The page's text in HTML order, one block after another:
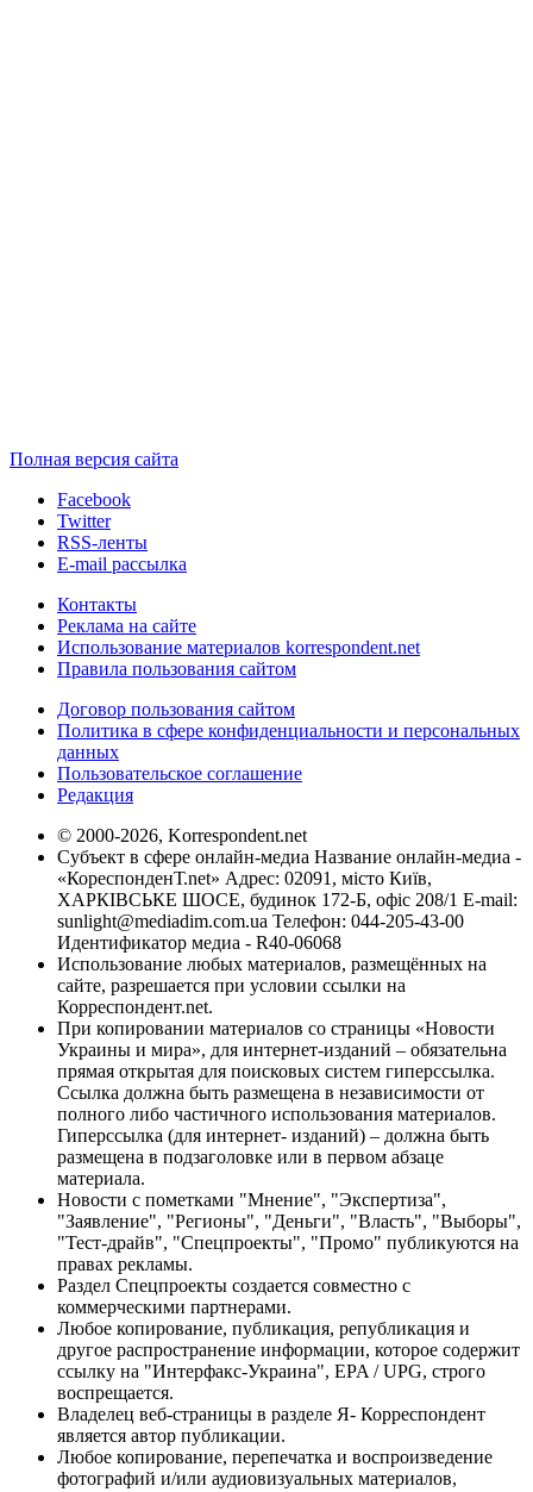
Полная версия сайта
Facebook
Twitter
RSS-ленты
E-mail рассылка
Контакты
Реклама на сайте
Использование материалов korrespondent.net
Правила пользования сайтом
Договор пользования сайтом
Политика в сфере конфиденциальности и персональных
данных
Пользовательское соглашение
Редакция
© 2000-2026, Korrespondent.net
Субъект в сфере онлайн-медиа Название онлайн-медиа -
«КореспонденТ.net» Адрес: 02091, місто Київ,
ХАРКІВСЬКЕ ШОСЕ, будинок 172-Б, офіс 208/1 E-mail:
sunlight@mediadim.com.ua Телефон: 044-205-43-00
Идентификатор медиа - R40-06068
Использование любых материалов, размещённых на
сайте, разрешается при условии ссылки на
Корреспондент.net.
При копировании материалов со страницы «Новости
Украины и мира», для интернет-изданий – обязательна
прямая открытая для поисковых систем гиперссылка.
Ссылка должна быть размещена в независимости от
полного либо частичного использования материалов.
Гиперссылка (для интернет- изданий) – должна быть
размещена в подзаголовке или в первом абзаце
материала.
Новости с пометками "Мнение", "Экспертиза",
"Заявление", "Регионы", "Деньги", "Власть", "Выборы",
"Тест-драйв", "Спецпроекты", "Промо" публикуются на
правах рекламы.
Раздел Спецпроекты создается совместно с
коммерческими партнерами.
Любое копирование, публикация, републикация и
другое распространение информации, которое содержит
ссылку на "Интерфакс-Украина", EPA / UPG, строго
воспрещается.
Владелец веб-страницы в разделе Я- Корреспондент
является автор публикации.
Любое копирование, перепечатка и воспроизведение
фотографий и/или аудиовизуальных материалов,